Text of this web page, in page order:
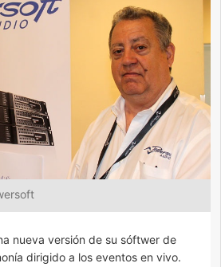
nueva versión de su sóftwer de
dirigido a los eventos en vivo.